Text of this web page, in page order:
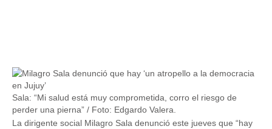
Sala: “Mi salud está muy comprometida, corro el riesgo de
perder una pierna” / Foto: Edgardo Valera.
La dirigente social Milagro Sala denunció este jueves que “hay